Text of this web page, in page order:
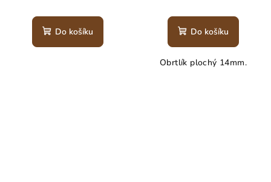
Do košíku Do košíku
Obrtlík plochý 14mm.